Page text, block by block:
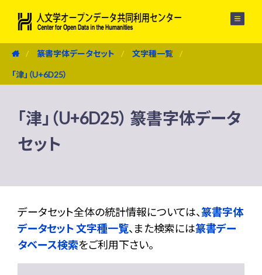
篆書字体データセット 文字種一覧
「津」（U+6D25）
「津」（U+6D25） 篆書字体データ
セット
データセット全体の統計情報については、篆書字体
データセット 文字種一覧、また検索には篆書デー
タベース検索をご利用下さい。